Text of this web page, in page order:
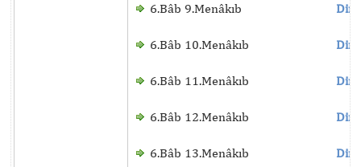
6.Bâb 9.Menâkıb
6.Bâb 10.Menâkıb
6.Bâb 11.Menâkıb
6.Bâb 12.Menâkıb
6.Bâb 13.Menâkıb